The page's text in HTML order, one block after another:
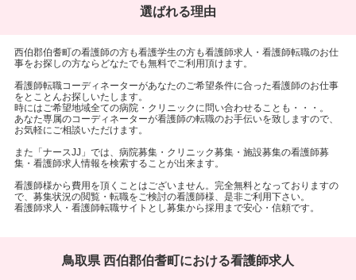
選ばれる理由
西伯郡伯耆町の看護師の方も看護学生の方も看護師求人・看護師転職のお仕
事をお探しの方ならどなたでも無料でご利用頂けます。
看護師転職コーディネーターがあなたのご希望条件に合った看護師のお仕事
をとことんお探しいたします。
時にはご希望地域全ての病院・クリニックに問い合わせることも・・・。
あなた専属のコーディネーターが看護師の転職のお手伝いを致しますので、
お気軽にご相談いただけます。
また「ナースJJ」では、病院募集・クリニック募集・施設募集の看護師募
集・看護師求人情報を検索することが出来ます。
看護師様から費用を頂くことはございません。完全無料となっておりますの
で、募集状況の閲覧・転職をご検討の看護師様、是非ご利用下さい。
看護師求人・看護師転職サイトとし募集から採用まで安心・信頼です。
鳥取県 西伯郡伯耆町における看護師求人